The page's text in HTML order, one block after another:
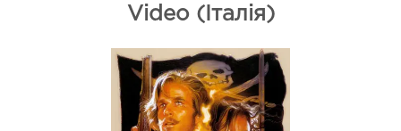
Video (Італія)